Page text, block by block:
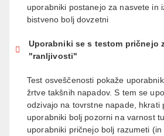
uporabniki postanejo za nasvete in
bistveno bolj dovzetni
Uporabniki se s testom pričnejo
"ranljivosti"
Test osveščenosti pokaže
žrtve takšnih napadov. S tem se
odzivajo na tovrstne napade, hkrati
uporabniki bolj pozorni na varnost
uporabniki pričnejo bolj razumeti